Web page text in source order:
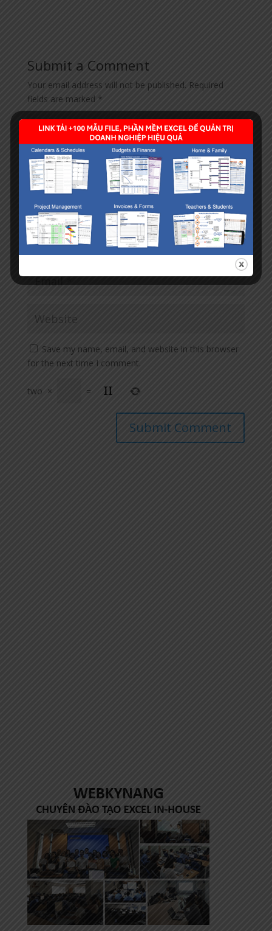
Submit a Comment
Your email address will not be published. Required
fields are marked *
Save my name, email, and website in this browser
for the next time I comment.
two × =